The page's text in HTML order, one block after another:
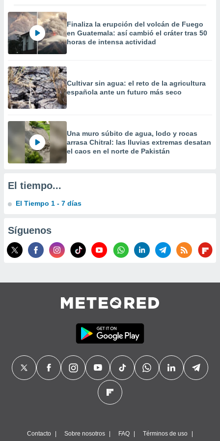
mediante
publicidad
de
Finaliza la erupción del volcán de Fuego
en Guatemala: así cambió el cráter tras 50
horas de intensa actividad
Cultivar sin agua: el reto de la agricultura
española ante un futuro más seco
Una muro súbito de agua, lodo y rocas
arrasa Chitral: las lluvias extremas desatan
el caos en el norte de Pakistán
El tiempo...
El Tiempo 1 - 7 días
Síguenos
Contacto Sobre nosotros FAQ Términos de uso